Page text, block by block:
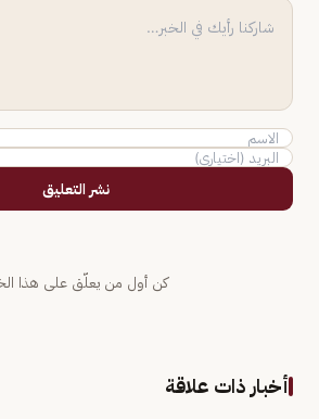
نشر التعليق
كن أول من يعلّق على هذا
أخبار ذات علاقة